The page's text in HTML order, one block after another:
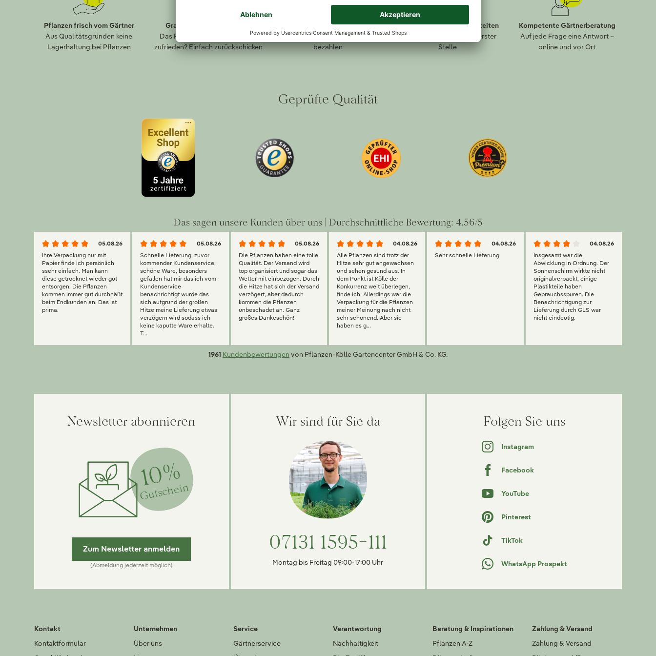
Pflanzen frisch vom Gärtner
Aus Qualitätsgründen keine
Lagerhaltung bei Pflanzen
Gratis Paket-Rückversand
Das Falsche bestellt oder nicht
zufrieden? Einfach zurückschicken
Kauf auf Rechnung
Bestellen, freuen, dann erst
bezahlen
Sichere Zahlungsmöglichkeiten
Ihre Sicherheit kommt an erster
Stelle
Kompetente Gärtnerberatung
Auf jede Frage eine Antwort –
online und vor Ort
Geprüfte Qualität
Das sagen unsere Kunden über uns | Durchschnittliche Bewertung: 4.56/5
05.08.26
Ihre Verpackung nur mit
Papier finde ich persönlich
ssehr einfach. Man kann
diese getrocknet wieder gut
entsorgen. Die Pflanzen
kommen immer gut durchnäßt
beim Endkunden an. Das ist
prima.
05.08.26
Schnelle Lieferung, zuvor
kommender Kundenservice,
schöne Ware, besonders
gefallen hat mir das ich vom
Kundenservice
benachrichtigt wurde das
sich aufgrund der großen
Hitze meine Lieferung etwas
verzögern wird sodass ich
keine kaputte Ware erhalte.
T...
05.08.26
Die Pflanzen haben eine tolle
Qualität. Der Versand wird
top organisiert und sogar das
Wetter mit einbezogen. Durch
die Hitze hat sich der Versand
verzögert, aber dadurch
kommen die Pflanzen
unbeschadet an. Ganz
großes Dankeschön!
04.08.26
Alle Pflanzen sind trotz der
Hitze sehr gut angewachsen
und sehen gesund aus. In
dem Punkt ist Kölle der
Konkurrenz weit überlegen,
finde ich. Allerdings war die
Verpackung für die Pflanzen
meiner Meinung nach nicht
sehr schonend. Aber sie
haben es g...
04.08.26
Sehr schnelle Lieferung
04.08.26
Insgesamt war die
Abwicklung in Ordnung. Der
Sonnenschirm wirkte nicht
originalverpackt, einige
Plastikteile haben
Gebrauchsspuren. Die
Benachrichtigung zur
Lieferung durch GLS war
nicht eindeutig.
1961 Kundenbewertungen von Pflanzen-Kölle Gartencenter GmbH & Co. KG.
Newsletter abonnieren
10%
Gutschein
Zum Newsletter anmelden
(Abmeldung jederzeit möglich)
Wir sind für Sie da
07131 1595-111
Montag bis Freitag 09:00-17:00 Uhr
Folgen Sie uns
Instagram
Facebook
YouTube
Pinterest
TikTok
WhatsApp Prospekt
Kontakt
Kontaktformular
Unternehmen
Über uns
Service
Gärtnerservice
Verantwortung
Nachhaltigkeit
Beratung & Inspirationen
Pflanzen A-Z
Zahlung & Versand
Zahlung & Versand